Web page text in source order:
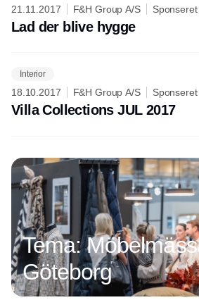
21.11.2017 F&H Group A/S Sponseret
Lad der blive hygge
Interior
18.10.2017 F&H Group A/S Sponseret
Villa Collections JUL 2017
Tema:
Göteborg